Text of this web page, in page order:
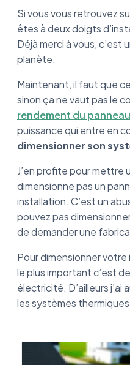
Si vous vous retrouvez
êtes à deux doigts
Déjà merci à vous, c’est
planète.
Maintenant, il faut que
sinon ça ne vaut pas le
rendement du
puissance qui entre en
dimensionner son
J’en profite pour mettre
dimensionne pas un
installation. C’est un
pouvez pas
de demander une
Pour dimensionner
le plus important c’est de
électricité. D’ailleurs j’ai
les systèmes